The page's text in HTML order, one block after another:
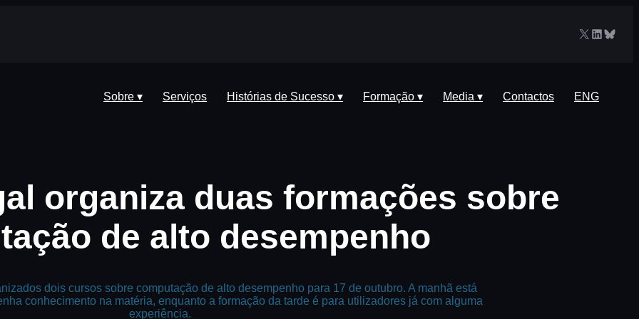
X LinkedIn
Sobre ▾ Serviços Histórias de Sucesso ▾ Formação ▾ Media ▾ Contactos ENG
organiza duas formações sobre
de alto desempenho
dois cursos sobre computação de alto desempenho para 17 de outubro. A manhã está
conhecimento na matéria, enquanto a formação da tarde é para utilizadores já com alguma
experiência.